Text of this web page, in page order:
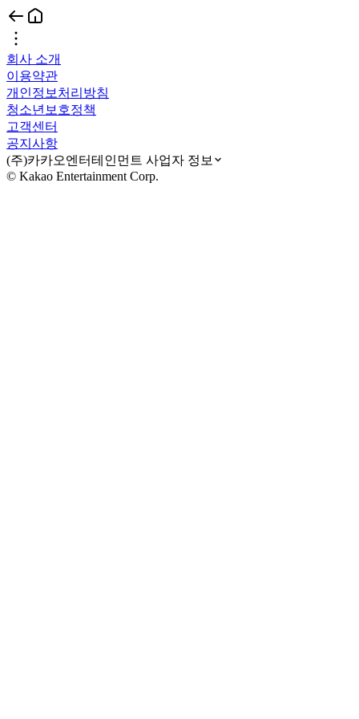
회사 소개
이용약관
개인정보처리방침
청소년보호정책
고객센터
공지사항
(주)카카오엔터테인먼트 사업자 정보
© Kakao Entertainment Corp.